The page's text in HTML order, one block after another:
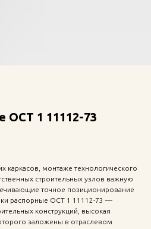
ОСТ 1 11112-73
каркасов, монтаже технологического
строительных узлов важную
точное позиционирование
распорные ОСТ 1 11112-73 —
конструкций, высокая
заложены в отраслевом